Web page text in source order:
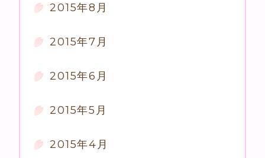
2015年8月
2015年7月
2015年6月
2015年5月
2015年4月